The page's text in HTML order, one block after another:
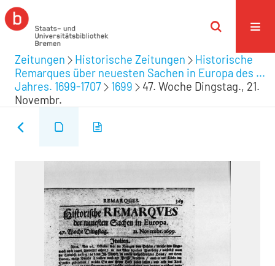
Zeitungen Historische Zeitungen
Historische
Remarques über neuesten Sachen in Europa des ...
Jahres. 1699-1707
1699
47. Woche Dingstag., 21.
Novembr.